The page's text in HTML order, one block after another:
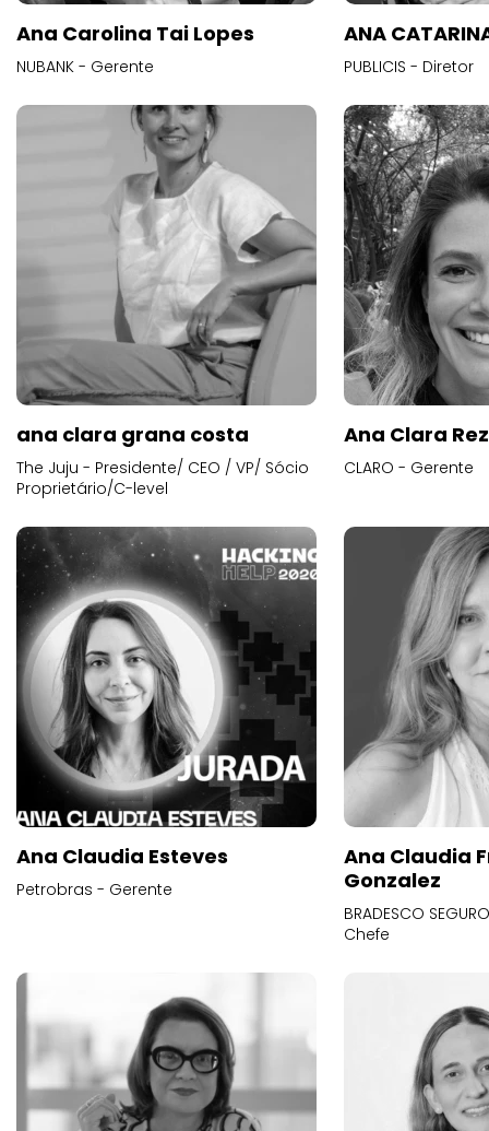
Ana Carolina Tai Lopes
NUBANK - Gerente
ANA
PUBLICIS - Diretor
ana clara grana costa
The Juju - Presidente/ CEO / VP/ Sócio
Proprietário/C-level
Ana Clara
CLARO - Gerente
Ana Claudia Esteves
Petrobras - Gerente
Ana Claudia
Gonzalez
BRADESCO
Chefe